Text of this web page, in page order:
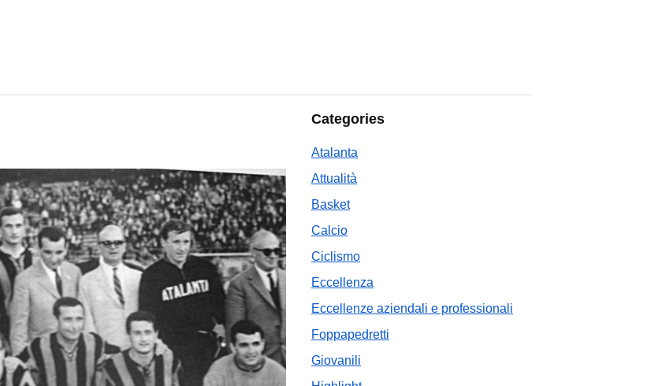
Categories
Atalanta
Attualità
Basket
Calcio
Ciclismo
Eccellenza
Eccellenze aziendali e professionali
Foppapedretti
Giovanili